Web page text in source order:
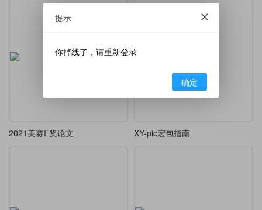
2021美赛F奖论文 XY-pic宏包指南
提示
你掉线了，请重新登录
确定